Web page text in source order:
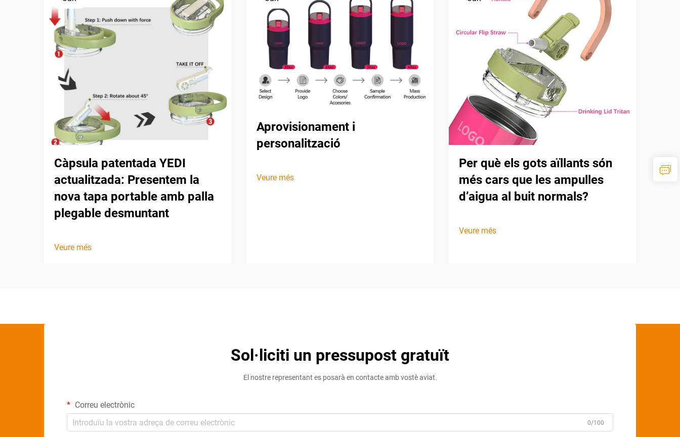
Càpsula patentada YEDI
actualitzada: Presentem la
nova tapa portable amb palla
plegable desmuntant
Veure més
Aprovisionament i
personalització
Veure més
Per què els gots aïllants són
més cars que les ampulles
d’aigua al buit normals?
Veure més
Sol·liciti un pressupost gratuït
El nostre representant es posarà en contacte amb vostè aviat.
Correu electrònic
0/100